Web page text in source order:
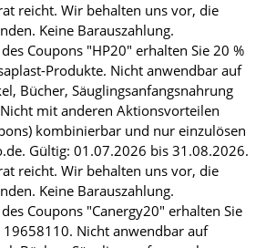
reicht. Wir behalten uns vor, die
Keine Barauszahlung.
Coupons "HP20" erhalten Sie 20 %
Produkte. Nicht anwendbar auf
Bücher, Säuglingsanfangsnahrung
mit anderen Aktionsvorteilen
kombinierbar und nur einzulösen
Gültig: 01.07.2026 bis 31.08.2026.
reicht. Wir behalten uns vor, die
Keine Barauszahlung.
Coupons "Canergy20" erhalten Sie
19658110. Nicht anwendbar auf